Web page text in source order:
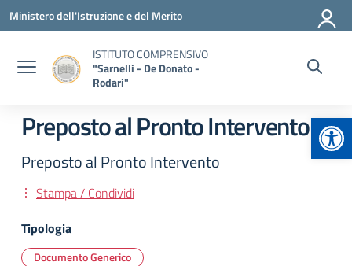
Vai ai contenuti
Vai al menu di navigazione
Vai al footer
Ministero dell'Istruzione e del Merito
ISTITUTO COMPRENSIVO
"Sarnelli - De Donato -
Rodari"
Preposto al Pronto Intervento
Preposto al Pronto Intervento
Stampa / Condividi
Tipologia
Documento Generico